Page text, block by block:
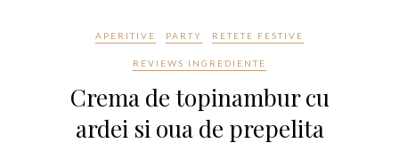
APERITIVE PARTY RETETE FESTIVE
REVIEWS INGREDIENTE
Crema de topinambur cu
ardei si oua de prepelita